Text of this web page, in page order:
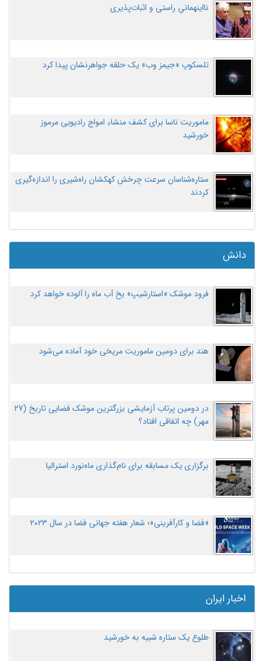
نااینهمانیِ راستی و اثبات‌پذیری
تلسکوپ «جیمز وب» یک حلقه جواهرنشان پیدا کرد
ماموریت ناسا برای کشف منشاء امواج رادیویی مرموز
خورشید
ستاره‌شناسان سرعت چرخش کهکشان راه‌شیری را اندازه‌گیری
کردند
دانش
فرود موشک «استارشیپ» یخ آب ماه را آلوده خواهد کرد
هند برای دومین ماموریت مریخی خود آماده می‌شود
در دومین پرتاب آزمایشی بزرگترین موشک فضایی تاریخ (27
مهر‌) چه اتفاقی افتاد؟
برگزاری یک مسابقه برای نام‌گذاری ماه‌نورد استرالیا
«فضا و کارآفرینی»؛ شعار هفته جهانی فضا در سال ۲۰۲۳
اخبار ایران
طلوع یک ستاره شبیه به خورشید